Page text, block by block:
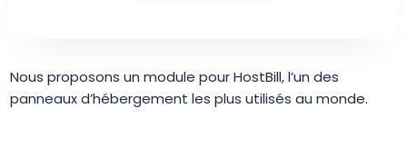
Nous proposons un module pour HostBill, l’un des
panneaux d’hébergement les plus utilisés au monde.